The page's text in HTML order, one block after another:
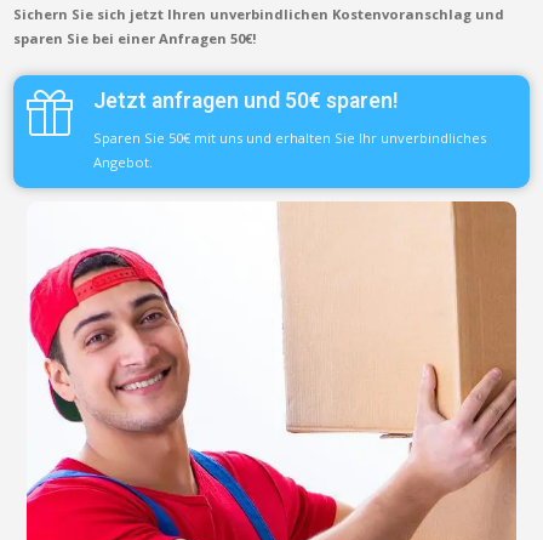
Sichern Sie sich jetzt Ihren unverbindlichen Kostenvoranschlag und
sparen Sie bei einer Anfragen 50€!
Jetzt anfragen und 50€ sparen!
Sparen Sie 50€ mit uns und erhalten Sie Ihr unverbindliches
Angebot.